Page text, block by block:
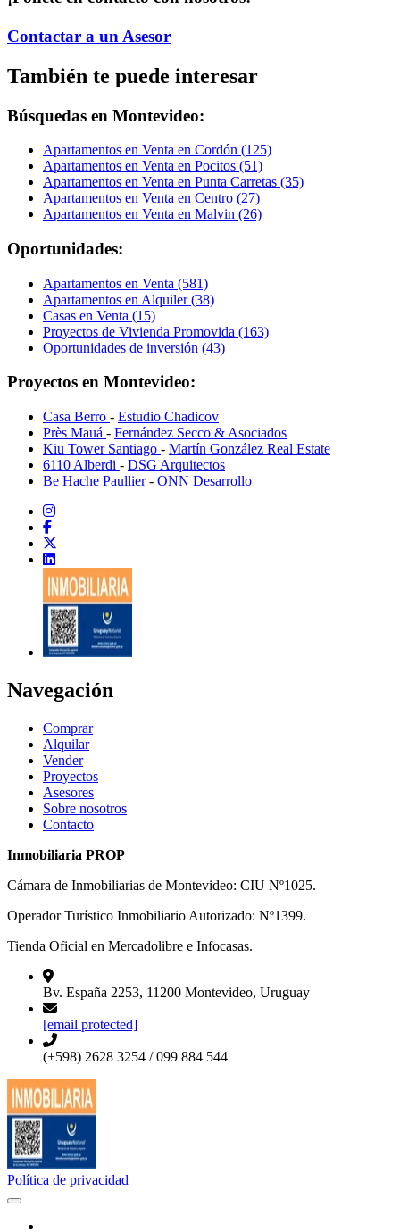
Contactar a un Asesor
También te puede interesar
Búsquedas en Montevideo:
Apartamentos en Venta en Cordón (125)
Apartamentos en Venta en Pocitos (51)
Apartamentos en Venta en Punta Carretas (35)
Apartamentos en Venta en Centro (27)
Apartamentos en Venta en Malvin (26)
Oportunidades:
Apartamentos en Venta (581)
Apartamentos en Alquiler (38)
Casas en Venta (15)
Proyectos de Vivienda Promovida (163)
Oportunidades de inversión (43)
Proyectos en Montevideo:
Casa Berro - Estudio Chadicov
Près Mauá - Fernández Secco & Asociados
Kiu Tower Santiago - Martín González Real Estate
6110 Alberdi - DSG Arquitectos
Be Hache Paullier- ONN Desarrollo
Navegación
Comprar
Alquilar
Vender
Proyectos
Asesores
Sobre nosotros
Contacto
Inmobiliaria PROP
Cámara de Inmobiliarias de Montevideo: CIU Nº1025.
Operador Turístico Inmobiliario Autorizado: Nº1399.
Tienda Oficial en Mercadolibre e Infocasas.
Bv. España 2253, 11200 Montevideo, Uruguay
[email protected]
(+598) 2628 3254 / 099 884 544
Política de privacidad